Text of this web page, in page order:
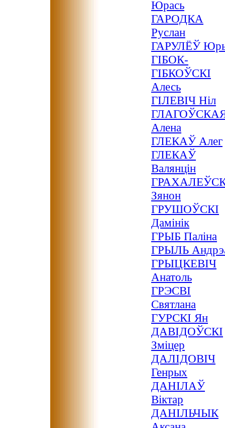
Юрась
ГАРОДКА
Руслан
ГАРУЛЁЎ
ГІБОК-
ГІБКОЎСКІ
Алесь
ГІЛЕВІЧ Ніл
Алена
ГЛЕКАЎ Алег
ГЛЕКАЎ
Валянцін
Зянон
ГРУШОЎСКІ
Дамінік
ГРЫБ Паліна
ГРЫЛЬ
ГРЫЦКЕВІЧ
Анатоль
ГРЭСВІ
Святлана
ГУРСКІ Ян
ДАВІДОЎСКІ
Зміцер
ДАЛІДОВІЧ
Генрых
ДАНІЛАЎ
Віктар
ДАНІЛЬЧЫК